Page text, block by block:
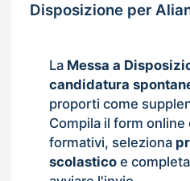
Disposizione per
La Messa a
candidatura
proporti come
Compila il form online
formativi, seleziona
scolasticoe